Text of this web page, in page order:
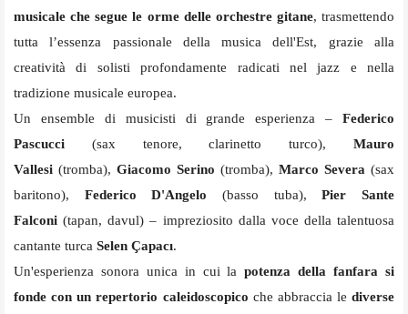
musicale che segue le orme delle orchestre gitane, trasmettendo
tutta l’essenza passionale della musica dell'Est, grazie alla
creatività di solisti profondamente radicati nel jazz e nella
tradizione musicale europea.
Un ensemble di musicisti di grande esperienza – Federico
Pascucci (sax tenore, clarinetto turco), Mauro
Vallesi (tromba), Giacomo Serino (tromba), Marco Severa (sax
baritono), Federico D'Angelo (basso tuba),Pier Sante
Falconi (tapan, davul) – impreziosito dalla voce della talentuosa
cantante turca Selen Çapacı.
Un'esperienza sonora unica in cui lapotenza della fanfara si
fonde con un repertorio caleidoscopico che abbraccia le diverse